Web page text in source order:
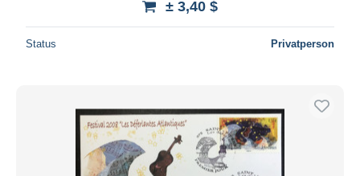
± 3,40 $
Status Privatperson